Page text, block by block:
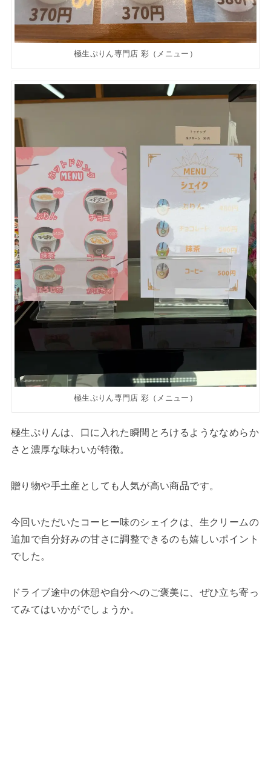
極生ぷりん専門店 彩（メニュー）
極生ぷりん専門店 彩（メニュー）
極生ぷりんは、口に入れた瞬間とろけるようななめらか
さと濃厚な味わいが特徴。
贈り物や手土産としても人気が高い商品です。
今回いただいたコーヒー味のシェイクは、生クリームの
追加で自分好みの甘さに調整できるのも嬉しいポイント
でした。
ドライブ途中の休憩や自分へのご褒美に、ぜひ立ち寄っ
てみてはいかがでしょうか。